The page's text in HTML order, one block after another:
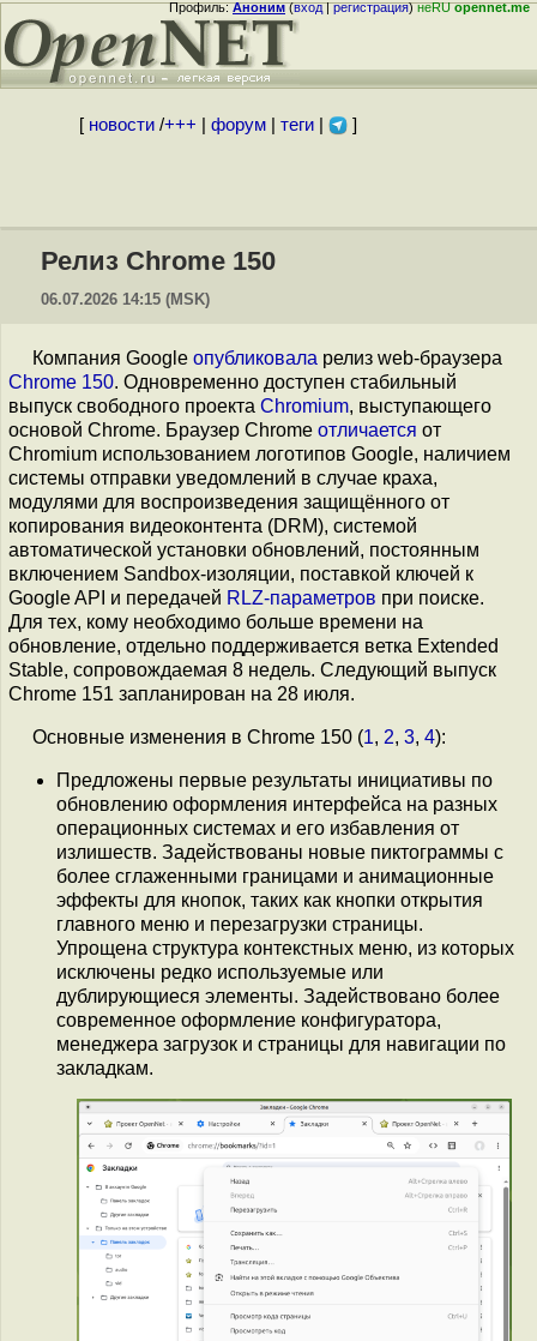
Профиль:Аноним(вход|регистрация)неRUopennet.me
[ новости/+++ форум| теги| ]
Релиз Chrome 150
06.07.2026 14:15 (MSK)
Компания Google опубликовала релиз web-браузера
Chrome 150. Одновременно доступен стабильный
выпуск свободного проекта Chromium, выступающего
основой Chrome. Браузер Chrome отличается от
Chromium использованием логотипов Google, наличием
системы отправки уведомлений в случае краха,
модулями для воспроизведения защищённого от
копирования видеоконтента (DRM), системой
автоматической установки обновлений, постоянным
включением Sandbox-изоляции, поставкой ключей к
Google API и передачей RLZ-параметров при поиске.
Для тех, кому необходимо больше времени на
обновление, отдельно поддерживается ветка Extended
Stable, сопровождаемая 8 недель. Следующий выпуск
Chrome 151 запланирован на 28 июля.
Основные изменения в Chrome 150 (1, 2, 3, 4):
Предложены первые результаты инициативы по
обновлению оформления интерфейса на разных
операционных системах и его избавления от
излишеств. Задействованы новые пиктограммы с
более сглаженными границами и анимационные
эффекты для кнопок, таких как кнопки открытия
главного меню и перезагрузки страницы.
Упрощена структура контекстных меню, из которых
исключены редко используемые или
дублирующиеся элементы. Задействовано более
современное оформление конфигуратора,
менеджера загрузок и страницы для навигации по
закладкам.